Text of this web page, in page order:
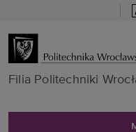
Filia Politechniki